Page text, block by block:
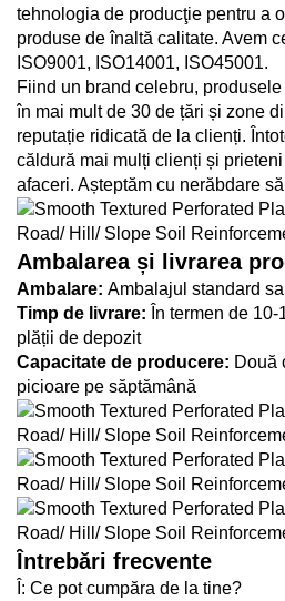
tehnologia de producţie pentru a
produse de înaltă calitate. Avem
ISO9001, ISO14001, ISO45001.
Fiind un brand celebru,
în mai mult de 30 de țări și zone
reputație ridicată de la clienți.
căldură mai mulți clienți și
afaceri. Așteptăm cu nerăbdare
Ambalarea și livrarea
Ambalare: Ambalajul standard
Timp de livrare: În termen de
plății de depozit
Capacitate de producere: Două
picioare pe săptămână
Întrebări frecvente
Î: Ce pot cumpăra de la tine?